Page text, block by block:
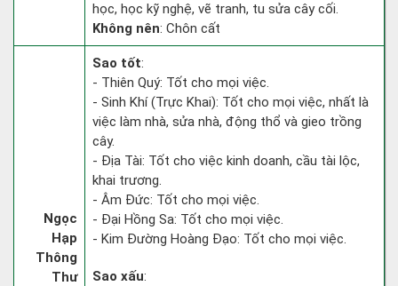
học, học kỹ nghệ, vẽ tranh, tu sửa cây cối.
Không nên: Chôn cất
Ngọc
Hạp
Thông
Thư
Sao tốt:
- Thiên Quý: Tốt cho mọi việc.
- Sinh Khí (Trực Khai): Tốt cho mọi việc, nhất là
việc làm nhà, sửa nhà, động thổ và gieo trồng
cây.
- Địa Tài: Tốt cho việc kinh doanh, cầu tài lộc,
khai trương.
- Âm Đức: Tốt cho mọi việc.
- Đại Hồng Sa: Tốt cho mọi việc.
- Kim Đường Hoàng Đạo: Tốt cho mọi việc.
Sao xấu: